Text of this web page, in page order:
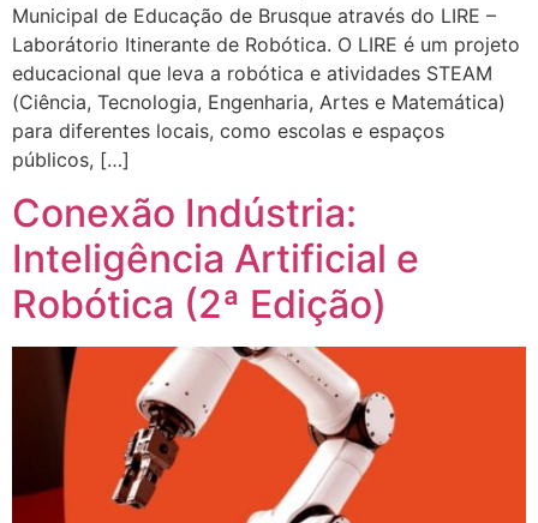
Municipal de Educação de Brusque através do LIRE –
Laborátorio Itinerante de Robótica. O LIRE é um projeto
educacional que leva a robótica e atividades STEAM
(Ciência, Tecnologia, Engenharia, Artes e Matemática)
para diferentes locais, como escolas e espaços
públicos, […]
Conexão Indústria:
Inteligência Artificial e
Robótica (2ª Edição)